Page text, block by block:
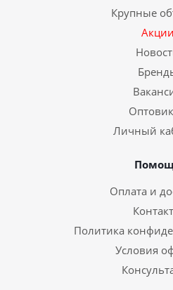
Крупные
Акции
Личный
Оплата и
Политика
Условия